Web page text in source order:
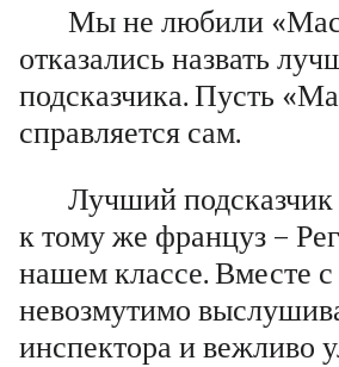
Мы не любили
отказались назвать
подсказчика. Пусть
справляется сам.
Лучший подсказчик
к тому же француз –
нашем классе. Вместе
невозмутимо
инспектора и вежливо